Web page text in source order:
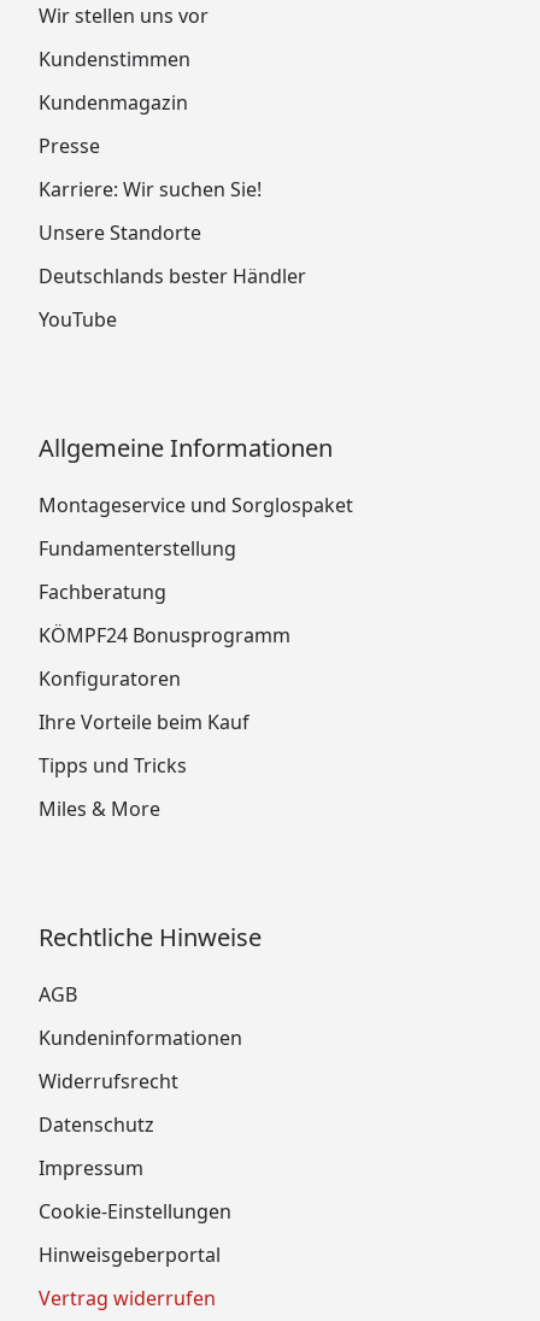
Wir stellen uns vor
Kundenstimmen
Kundenmagazin
Presse
Karriere: Wir suchen Sie!
Unsere Standorte
Deutschlands bester Händler
YouTube
Allgemeine Informationen
Montageservice und Sorglospaket
Fundamenterstellung
Fachberatung
KÖMPF24 Bonusprogramm
Konfiguratoren
Ihre Vorteile beim Kauf
Tipps und Tricks
Miles & More
Rechtliche Hinweise
AGB
Kundeninformationen
Widerrufsrecht
Datenschutz
Impressum
Cookie-Einstellungen
Hinweisgeberportal
Vertrag widerrufen